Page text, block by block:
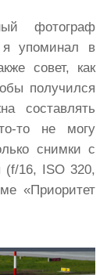
фотограф
я упоминал в
совет, как
получился
составлять
то не могу
снимки с
(f/16, ISO 320,
«Приоритет